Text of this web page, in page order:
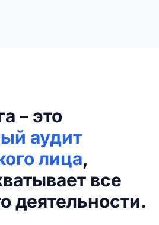
– это
аудит
лица,
все
деятельности.